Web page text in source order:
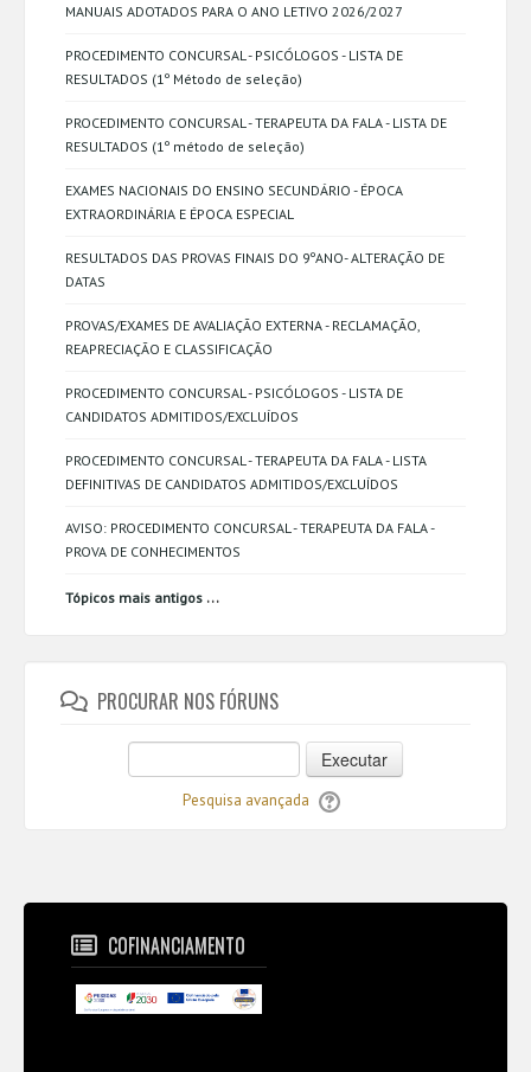
MANUAIS ADOTADOS PARA O ANO LETIVO 2026/2027
PROCEDIMENTO CONCURSAL - PSICÓLOGOS - LISTA DE
RESULTADOS (1º Método de seleção)
PROCEDIMENTO CONCURSAL - TERAPEUTA DA FALA - LISTA DE
RESULTADOS (1º método de seleção)
EXAMES NACIONAIS DO ENSINO SECUNDÁRIO - ÉPOCA
EXTRAORDINÁRIA E ÉPOCA ESPECIAL
RESULTADOS DAS PROVAS FINAIS DO 9ºANO- ALTERAÇÃO DE
DATAS
PROVAS/EXAMES DE AVALIAÇÃO EXTERNA - RECLAMAÇÃO,
REAPRECIAÇÃO E CLASSIFICAÇÃO
PROCEDIMENTO CONCURSAL - PSICÓLOGOS - LISTA DE
CANDIDATOS ADMITIDOS/EXCLUÍDOS
PROCEDIMENTO CONCURSAL - TERAPEUTA DA FALA - LISTA
DEFINITIVAS DE CANDIDATOS ADMITIDOS/EXCLUÍDOS
AVISO: PROCEDIMENTO CONCURSAL - TERAPEUTA DA FALA -
PROVA DE CONHECIMENTOS
Tópicos mais antigos ...
PROCURAR NOS FÓRUNS
Executar
Pesquisa avançada
COFINANCIAMENTO